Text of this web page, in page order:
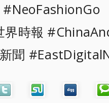
界時報
新聞